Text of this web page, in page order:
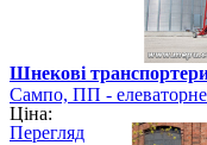
Шнекові
Сампо, ПП -
Ціна:
Перегляд